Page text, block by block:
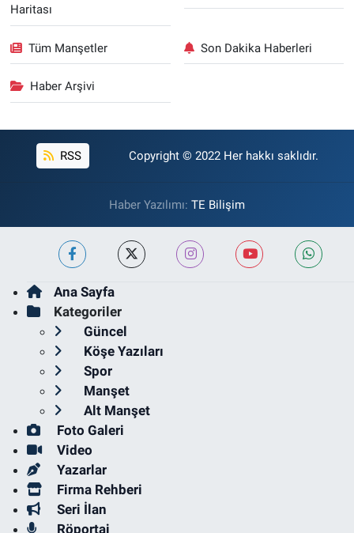
Haritası
Tüm Manşetler Son Dakika Haberleri
Haber Arşivi
RSS Copyright © 2022 Her hakkı saklıdır.
Haber Yazılımı: TE Bilişim
Ana Sayfa
Kategoriler
Güncel
Köşe Yazıları
Spor
Manşet
Alt Manşet
Foto Galeri
Video
Yazarlar
Firma Rehberi
Seri İlan
Röportaj